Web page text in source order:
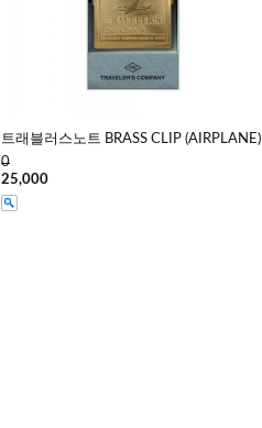
트래블러스노트 BRASS CLIP (AIRPLANE)
0
25,000